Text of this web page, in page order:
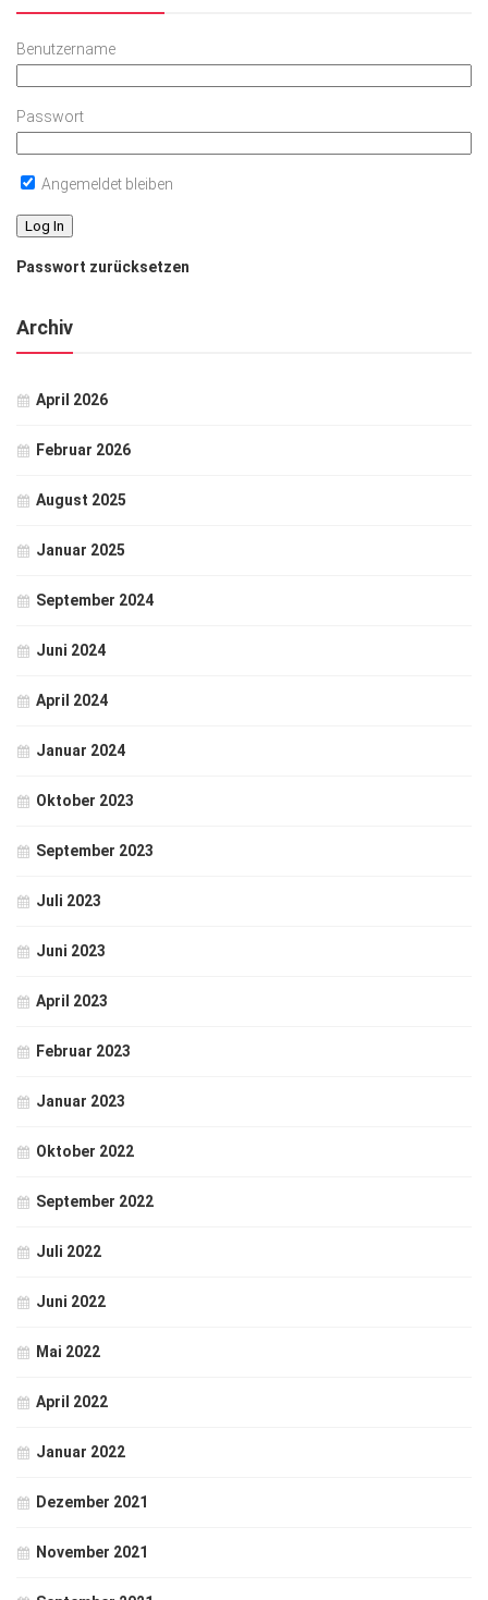
Benutzername
Passwort
Angemeldet bleiben
Passwort zurücksetzen
Archiv
April 2026
Februar 2026
August 2025
Januar 2025
September 2024
Juni 2024
April 2024
Januar 2024
Oktober 2023
September 2023
Juli 2023
Juni 2023
April 2023
Februar 2023
Januar 2023
Oktober 2022
September 2022
Juli 2022
Juni 2022
Mai 2022
April 2022
Januar 2022
Dezember 2021
November 2021